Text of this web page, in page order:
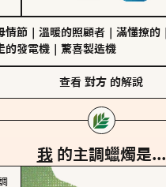
情節 溫暖的照顧者 滿懂撩的
的發電機
驚喜製造機
查看 對方 的解說
我 的主調蠟燭是...